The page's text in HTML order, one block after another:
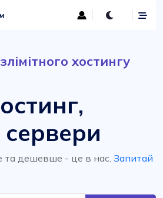
хостингу
та дешевше - це в нас. Запитай